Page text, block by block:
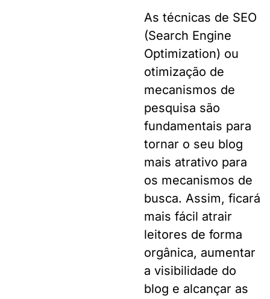
As técnicas de SEO
(Search Engine
Optimization) ou
otimização de
mecanismos de
pesquisa são
fundamentais para
tornar o seu blog
mais atrativo para
os mecanismos de
busca. Assim, ficará
mais fácil atrair
leitores de forma
orgânica, aumentar
a visibilidade do
blog e alcançar as